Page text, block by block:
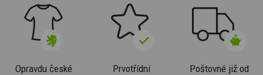
Opravdu české
Prvotřídní
Poštovné již od